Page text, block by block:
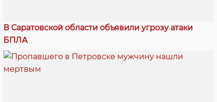
В Саратовской области объявили угрозу атаки
БПЛА